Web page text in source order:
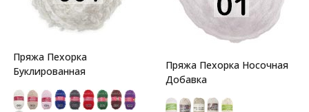
Пряжа Пехорка
Буклированная
Пряжа Пехорка Носочная
Добавка